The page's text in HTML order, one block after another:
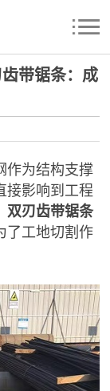
带锯条：成
作为结构支撑
接影响到工程
双刃齿带锯条
了工地切割作